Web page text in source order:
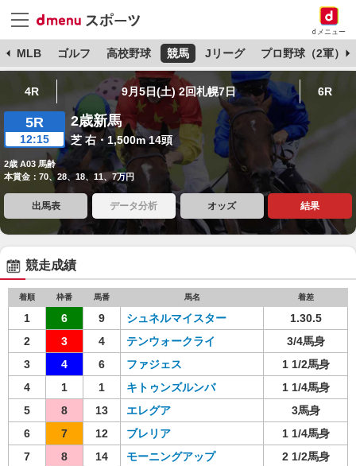
dメニュー
MLB ゴルフ 高校野球 競馬 Jリーグ プロ野球（2軍）
4R 9月5日(土) 2回札幌7日 6R
5R
12:15
2歳新馬
芝 右・1,500m 14頭
2歳 A03 馬齢
本賞金：70、28、18、11、7万円
出馬表 データ分析 オッズ 結果
競走成績
着順 枠番 馬番 馬名 着差
1 6 9 シュネルマイスター
1.30.5
2
3 4 テンウォークライ
3/4馬身
3
4 6 ファジェス
1 1/2馬身
4
1 1 キトゥンズルンバ
1 1/4馬身
5
8 13 エレグア
3馬身
6
7 12 ブレリア
1 1/4馬身
7
8 14 モーニングアップ
2 1/2馬身